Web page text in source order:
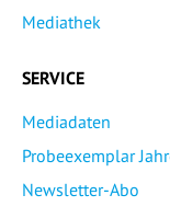
Mediathek
SERVICE
Mediadaten
Probeexemplar
Newsletter-Abo